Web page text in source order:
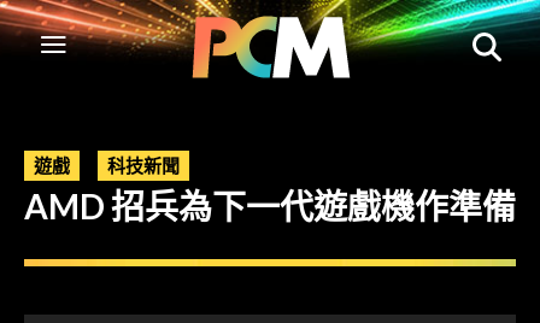
遊戲 科技新聞
AMD 招兵為下一代遊戲機作準備